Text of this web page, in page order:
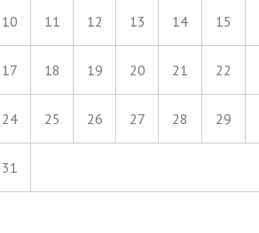
10 11 12 13 14 15
17 18 19 20 21 22
24 25 26 27 28 29
31